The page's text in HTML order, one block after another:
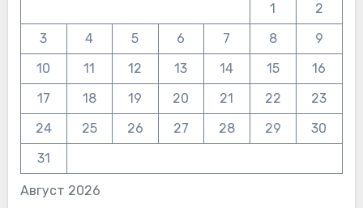
Август 2026
1
2
3
4 5 6 7 8
9
10
11 12 13 14 15
16
17
18 19 20 21 22
23
24
25 26 27 28 29
30
31